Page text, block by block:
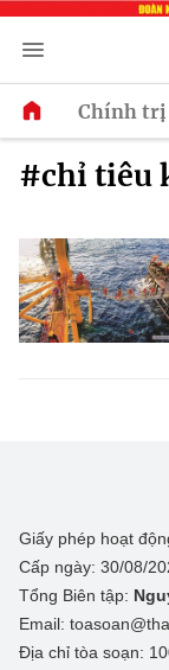
Chính trị
#chỉ tiêu
Giấy phép hoạt
Cấp ngày: 30/08/
Tổng Biên tập:
Email:
Địa chỉ tòa soạn: